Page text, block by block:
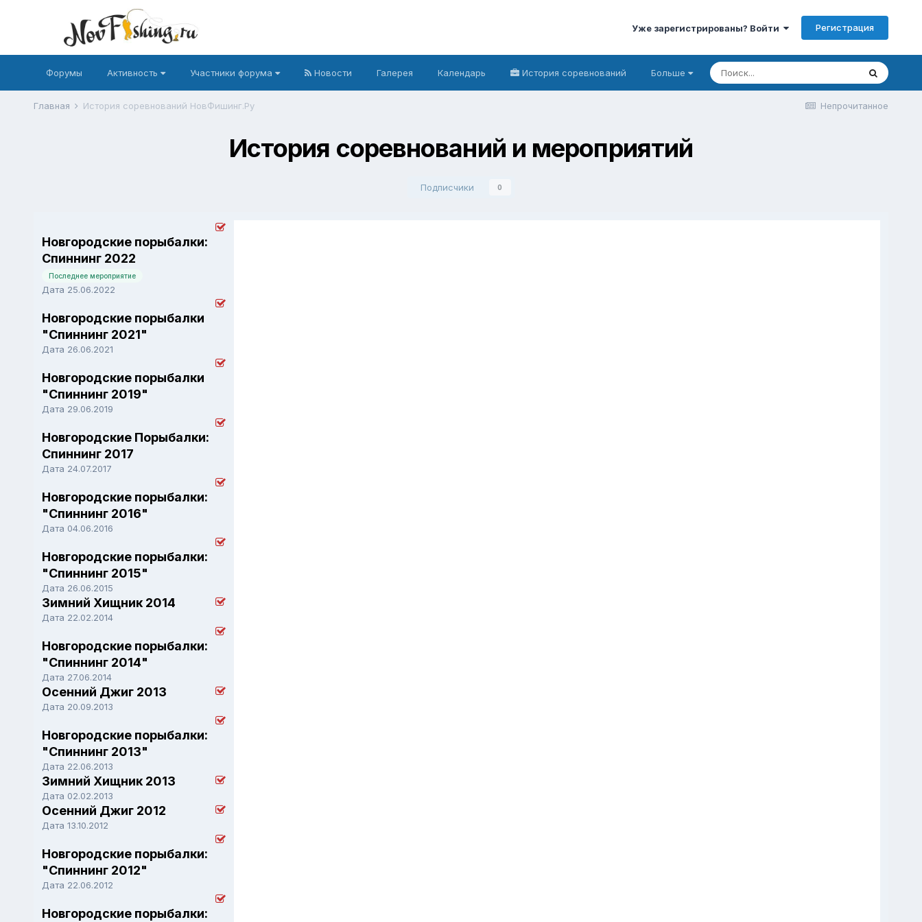
Уже зарегистрированы? Войти Регистрация
Форумы Активность Участники форума Новости Галерея Календарь История соревнований Больше
Непрочитанное
Главная История соревнований НовФишинг.Ру
История соревнований и мероприятий
Подписчики 0
Новгородские порыбалки:
Спиннинг 2022
Последнее мероприятие
Дата 25.06.2022
Новгородские порыбалки
"Спиннинг 2021"
Дата 26.06.2021
Новгородские порыбалки
"Спиннинг 2019"
Дата 29.06.2019
Новгородские Порыбалки:
Спиннинг 2017
Дата 24.07.2017
Новгородские порыбалки:
"Спиннинг 2016"
Дата 04.06.2016
Новгородские порыбалки:
"Спиннинг 2015"
Дата 26.06.2015
Зимний Хищник 2014
Дата 22.02.2014
Новгородские порыбалки:
"Спиннинг 2014"
Дата 27.06.2014
Осенний Джиг 2013
Дата 20.09.2013
Новгородские порыбалки:
"Спиннинг 2013"
Дата 22.06.2013
Зимний Хищник 2013
Дата 02.02.2013
Осенний Джиг 2012
Дата 13.10.2012
Новгородские порыбалки:
"Спиннинг 2012"
Дата 22.06.2012
Новгородские порыбалки: